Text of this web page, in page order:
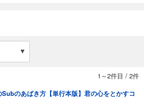
1～2件目 / 2件
Subのあばき方【単行本版】君の心をとかすコ